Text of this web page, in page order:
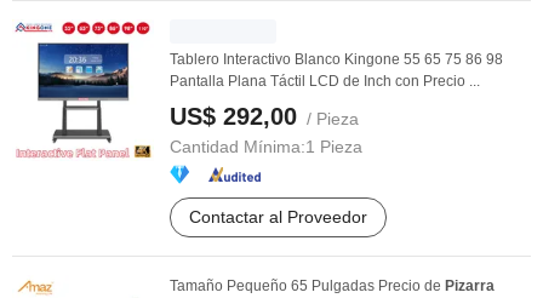
Tablero Interactivo Blanco Kingone 55 65 75 86 98
Pantalla Plana Táctil LCD de Inch con Precio ...
US$ 292,00 / Pieza
Cantidad Mínima:1 Pieza
Contactar al Proveedor
Tamaño Pequeño 65 Pulgadas Precio de Pizarra